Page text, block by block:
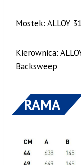
Mostek: ALLOY
Kierownica:
Backsweep
RAMA